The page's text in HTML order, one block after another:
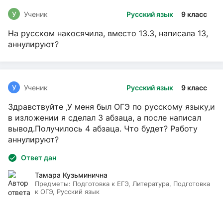
Русский язык 9 класс
У Ученик
На русском накосячила, вместо 13.3, написала 13,
аннулируют?
Русский язык 9 класс
У Ученик
Здравствуйте ,У меня был ОГЭ по русскому языку,и
в изложении я сделал 3 абзаца, а после написал
вывод.Получилось 4 абзаца. Что будет? Работу
аннулируют?
Ответ дан
Тамара Кузьминична
Предметы: Подготовка к ЕГЭ, Литература, Подготовка
к ОГЭ, Русский язык